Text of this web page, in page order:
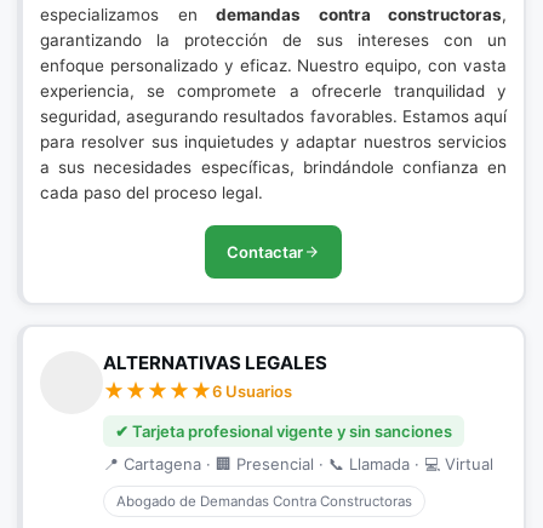
especializamos en demandas contra constructoras,
garantizando la protección de sus intereses con un
enfoque personalizado y eficaz. Nuestro equipo, con vasta
experiencia, se compromete a ofrecerle tranquilidad y
seguridad, asegurando resultados favorables. Estamos aquí
para resolver sus inquietudes y adaptar nuestros servicios
a sus necesidades específicas, brindándole confianza en
cada paso del proceso legal.
Contactar
ALTERNATIVAS LEGALES
6 Usuarios
✔ Tarjeta profesional vigente y sin sanciones
📍 Cartagena · 🏢 Presencial · 📞 Llamada · 💻 Virtual
Abogado de Demandas Contra Constructoras